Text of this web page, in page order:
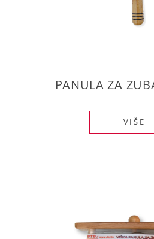
PANULA ZA
VIŠE